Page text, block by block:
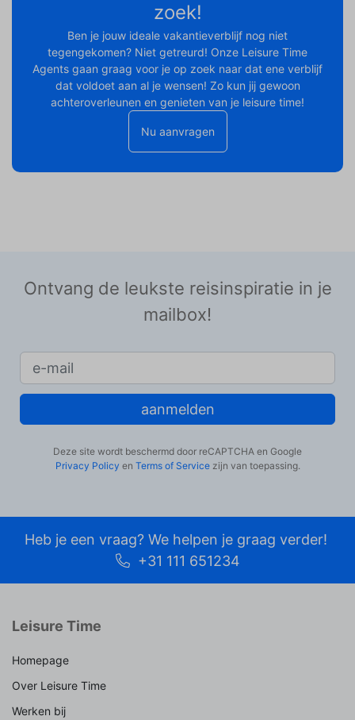
zoek!
Ben je jouw ideale vakantieverblijf nog niet
tegengekomen? Niet getreurd! Onze Leisure Time
Agents gaan graag voor je op zoek naar dat ene verblijf
dat voldoet aan al je wensen! Zo kun jij gewoon
achteroverleunen en genieten van je leisure time!
Nu aanvragen
Ontvang de leukste reisinspiratie in je
mailbox!
aanmelden
Deze site wordt beschermd door reCAPTCHA en Google
Privacy Policy en Terms of Servicezijn van toepassing.
Heb je een vraag? We helpen je graag verder!
+31 111 651234
Leisure Time
Homepage
Over Leisure Time
Werken bij